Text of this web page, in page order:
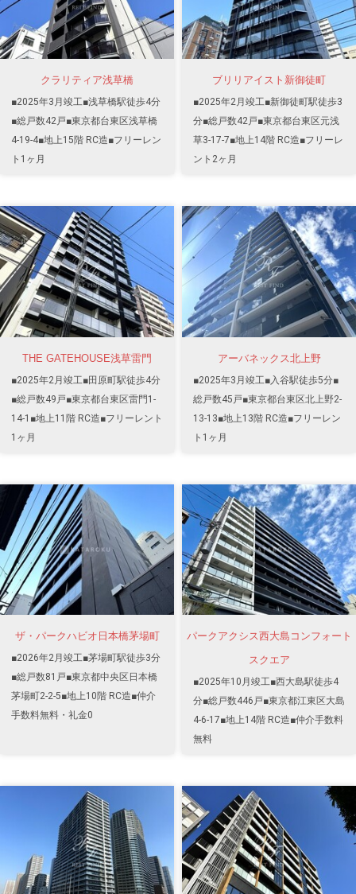
クラリティア浅草橋
■2025年3月竣工■浅草橋駅徒歩4分
■総戸数42戸■東京都台東区浅草橋
4-19-4■地上15階 RC造■フリーレン
ト1ヶ月
ブリリアイスト新御徒町
■2025年2月竣工■新御徒町駅徒歩3
分■総戸数42戸■東京都台東区元浅
草3-17-7■地上14階 RC造■フリーレ
ント2ヶ月
THE GATEHOUSE浅草雷門
■2025年2月竣工■田原町駅徒歩4分
■総戸数49戸■東京都台東区雷門1-
14-1■地上11階 RC造■フリーレント
1ヶ月
アーバネックス北上野
■2025年3月竣工■入谷駅徒歩5分■
総戸数45戸■東京都台東区北上野2-
13-13■地上13階 RC造■フリーレン
ト1ヶ月
ザ・パークハビオ日本橋茅場町
■2026年2月竣工■茅場町駅徒歩3分
■総戸数81戸■東京都中央区日本橋
茅場町2-2-5■地上10階 RC造■仲介
手数料無料・礼金0
パークアクシス西大島コンフォート
スクエア
■2025年10月竣工■西大島駅徒歩4
分■総戸数446戸■東京都江東区大島
4-6-17■地上14階 RC造■仲介手数料
無料